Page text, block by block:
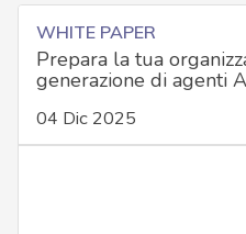
WHITE PAPER
Prepara la tua
generazione di agenti
04 Dic 2025